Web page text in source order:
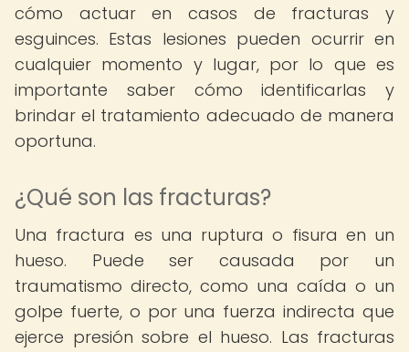
cómo actuar en casos de fracturas y
esguinces. Estas lesiones pueden ocurrir en
cualquier momento y lugar, por lo que es
importante saber cómo identificarlas y
brindar el tratamiento adecuado de manera
oportuna.
¿Qué son las fracturas?
Una fractura es una ruptura o fisura en un
hueso. Puede ser causada por un
traumatismo directo, como una caída o un
golpe fuerte, o por una fuerza indirecta que
ejerce presión sobre el hueso. Las fracturas